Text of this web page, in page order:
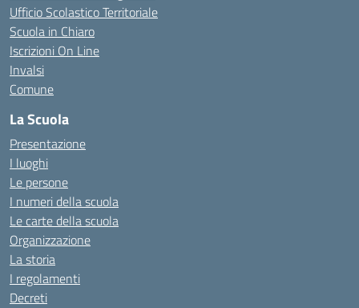
Ufficio Scolastico Territoriale
Scuola in Chiaro
Iscrizioni On Line
Invalsi
Comune
La Scuola
Presentazione
I luoghi
Le persone
I numeri della scuola
Le carte della scuola
Organizzazione
La storia
I regolamenti
Decreti